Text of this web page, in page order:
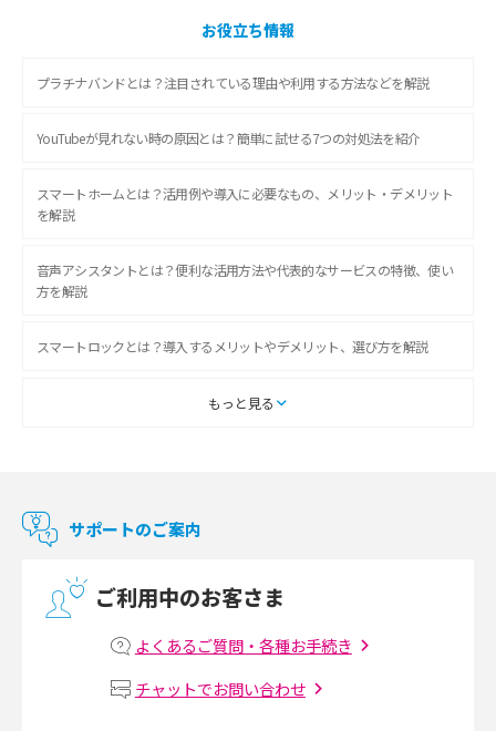
お役立ち情報
プラチナバンドとは？注目されている理由や利用する方法などを解説
YouTubeが見れない時の原因とは？簡単に試せる7つの対処法を紹介
スマートホームとは？活用例や導入に必要なもの、メリット・デメリット
を解説
音声アシスタントとは？便利な活用方法や代表的なサービスの特徴、使い
方を解説
スマートロックとは？導入するメリットやデメリット、選び方を解説
スマートテレビとは？特徴や選び方、使い方をわかりやすく解説
マンションで使えるWi-Fiは？種類ごとの特徴や選び方を紹介
マンションで光回線の利用を始める手順は？設備状況の確認方法も解説
Wi-Fiルーターの設定方法をわかりやすく解説！事前に準備すべきものも紹
もっと見る
サポートのご案内
ご利用中のお客さま
よくあるご質問・各種お手続き
チャットでお問い合わせ